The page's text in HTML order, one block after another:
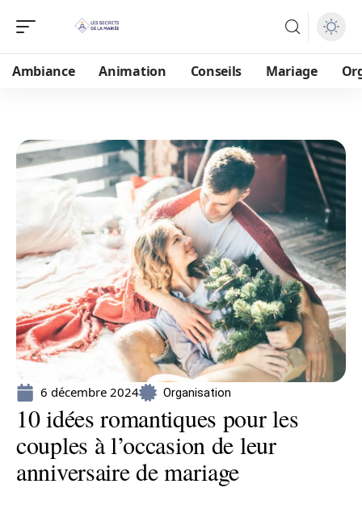
Ambiance Animation Conseils Mariage
6 décembre 2024 Organisation
10 idées romantiques pour les
couples à l’occasion de leur
anniversaire de mariage